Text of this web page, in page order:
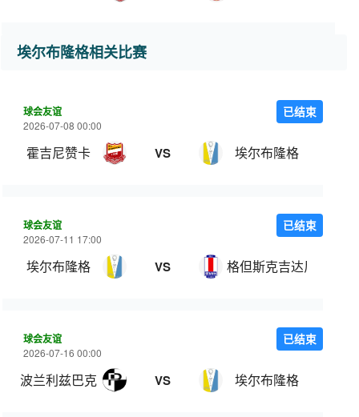
埃尔布隆格相关比赛
球会友谊
2026-07-08 00:00
霍吉尼赞卡 VS 埃尔布隆格
已结束
球会友谊
2026-07-11 17:00
埃尔布隆格 VS 格但斯克吉达尼亚
已结束
球会友谊
2026-07-16 00:00
波兰利兹巴克 VS 埃尔布隆格
已结束